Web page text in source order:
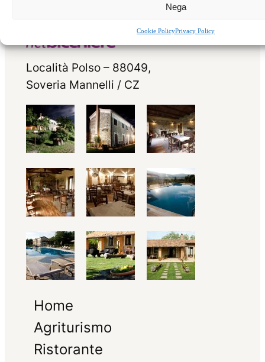
Nega
Cookie PolicyPrivacy Policy
Località Polso – 88049,
Soveria Mannelli / CZ
Home
Agriturismo
Ristorante